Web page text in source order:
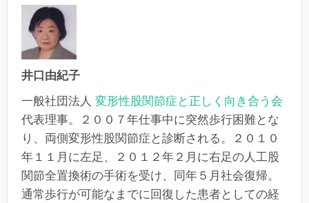
井口由紀子
一般社団法人 変形性股関節症と正しく向き合う会
代表理事。２００７年仕事中に突然歩行困難とな
り、両側変形性股関節症と診断される。２０１０
年１１月に左足、２０１２年２月に右足の人工股
関節全置換術の手術を受け、同年５月社会復帰。
通常歩行が可能なまでに回復した患者としての経